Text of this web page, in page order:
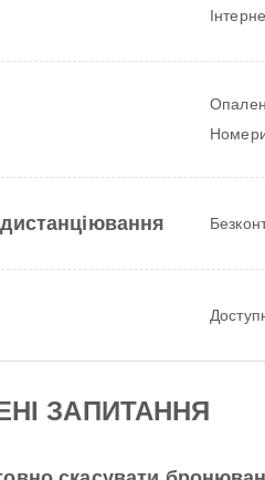
ЗАПИТАННЯ